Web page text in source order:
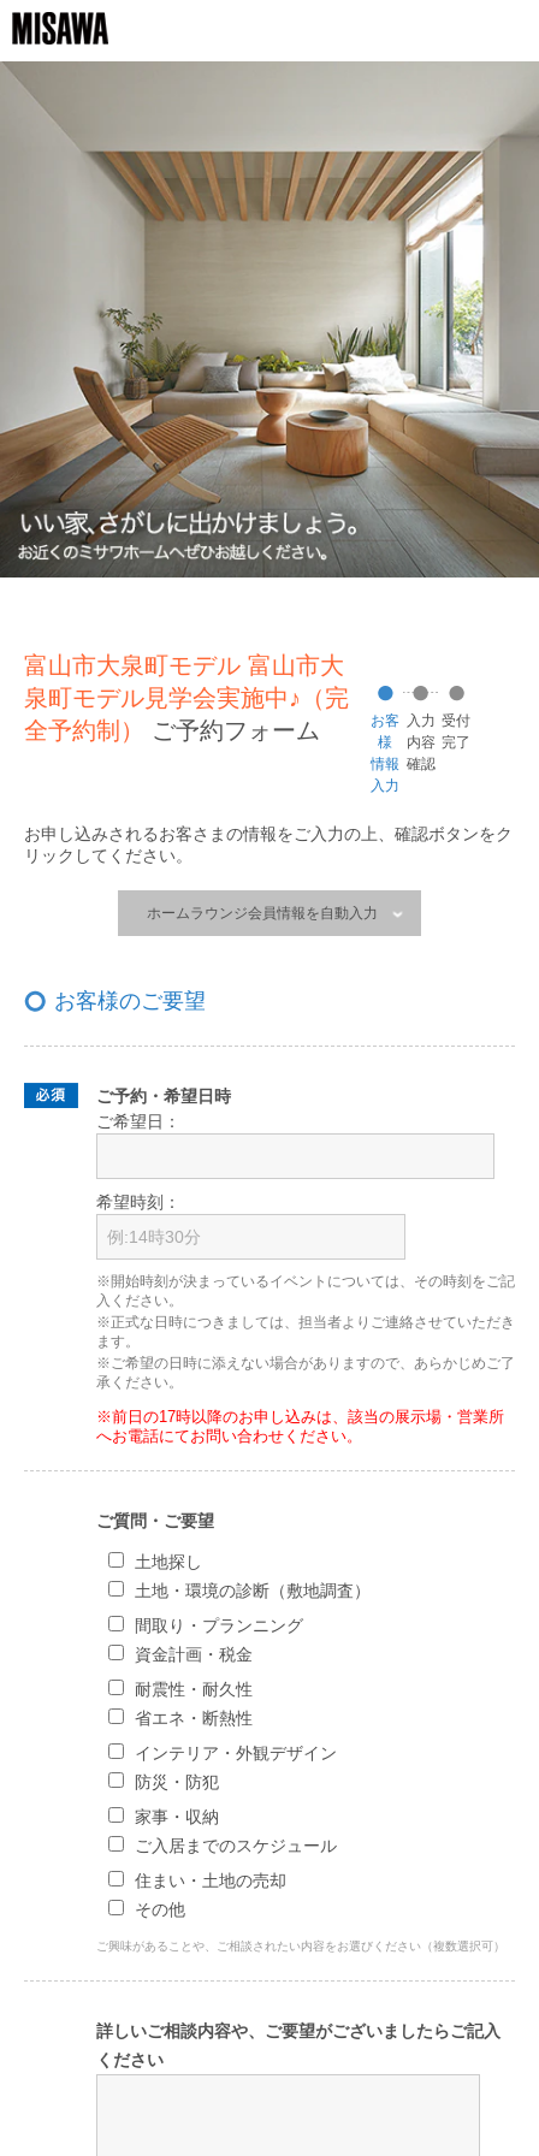
富山市大泉町モデル 富山市大
泉町モデル見学会実施中♪（完
全予約制）
ご予約フォーム
お客
様
情報
入力
入力
内容
確認
受付
完了
お申し込みされるお客さまの情報をご入力の上、 確認ボタンをク
リックしてください。
ホームラウンジ会員情報を自動入力
お客様のご要望
ご予約・希望日時
ご希望日：
希望時刻：
※開始時刻が決まっているイベントについては、その時刻をご記
入ください。
※正式な日時につきましては、担当者よりご連絡させていただき
ます。
※ご希望の日時に添えない場合がありますので、あらかじめご了
承ください。
※前日の17時以降のお申し込みは、該当の展示場・営業所
へお電話にてお問い合わせください。
ご質問・ご要望
土地探し
土地・環境の診断（敷地調査）
間取り・プランニング
資金計画・税金
耐震性・耐久性
省エネ・断熱性
インテリア・外観デザイン
防災・防犯
家事・収納
ご入居までのスケジュール
住まい・土地の売却
その他
ご興味があることや、ご相談されたい内容をお選びください（複数選択可）
詳しいご相談内容や、ご要望がございましたらご記入
ください